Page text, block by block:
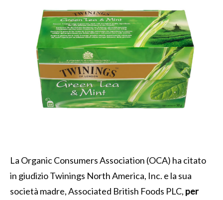
La Organic Consumers Association (OCA) ha citato
in giudizio Twinings North America, Inc. e la sua
società madre, Associated British Foods PLC, per